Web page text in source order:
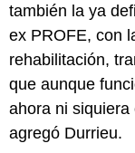
también la ya
ex PROFE, con
rehabilitación,
que aunque
ahora ni siquiera
agregó Durrieu.